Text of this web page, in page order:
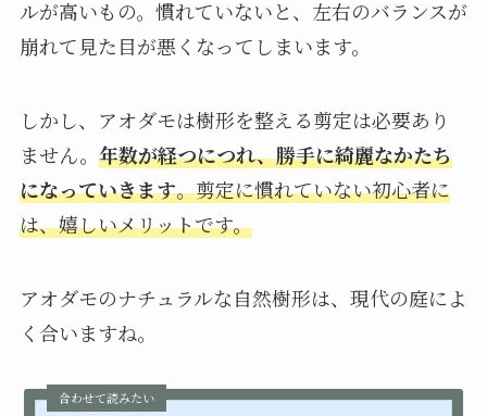
ルが高いもの。慣れていないと、左右のバランスが
崩れて見た目が悪くなってしまいます。
しかし、アオダモは樹形を整える剪定は必要あり
ません。 年数が経つにつれ、勝手に綺麗なかたち
になっていきます。剪定に慣れていない初心者に
は、嬉しいメリットです。
アオダモのナチュラルな自然樹形は、現代の庭によ
く合いますね。